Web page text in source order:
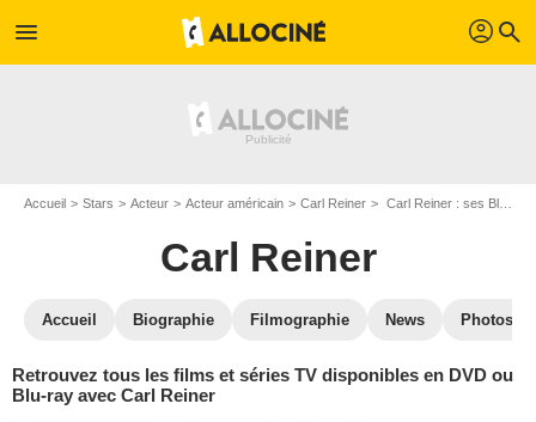
menu profil search
Accueil Stars Acteur Acteur américain Carl Reiner Carl Reiner : ses Blu-Ray, DVD, VOD, SVOD
Carl Reiner
Accueil Biographie Filmographie News Photos
Retrouvez tous les films et séries TV disponibles en DVD ou
Blu-ray avec Carl Reiner